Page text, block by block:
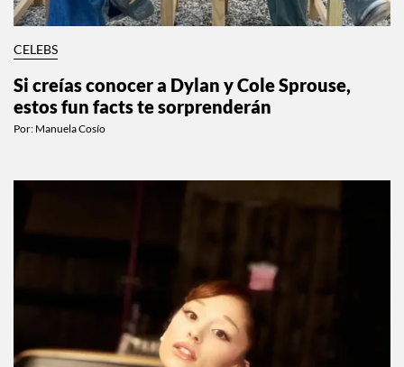
CELEBS
Si creías conocer a Dylan y Cole Sprouse,
estos fun facts te sorprenderán
Por: Manuela Cosío